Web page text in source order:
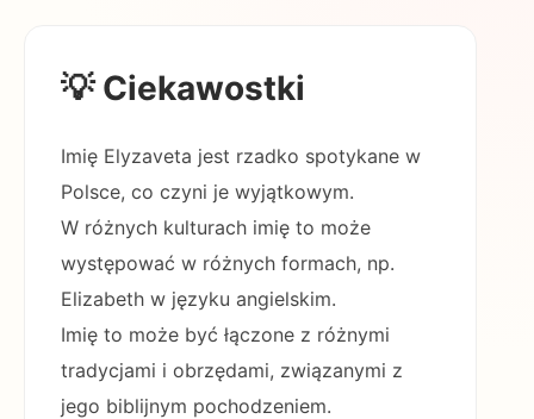
💡 Ciekawostki
Imię Elyzaveta jest rzadko spotykane w
Polsce, co czyni je wyjątkowym.
W różnych kulturach imię to może
występować w różnych formach, np.
Elizabeth w języku angielskim.
Imię to może być łączone z różnymi
tradycjami i obrzędami, związanymi z
jego biblijnym pochodzeniem.